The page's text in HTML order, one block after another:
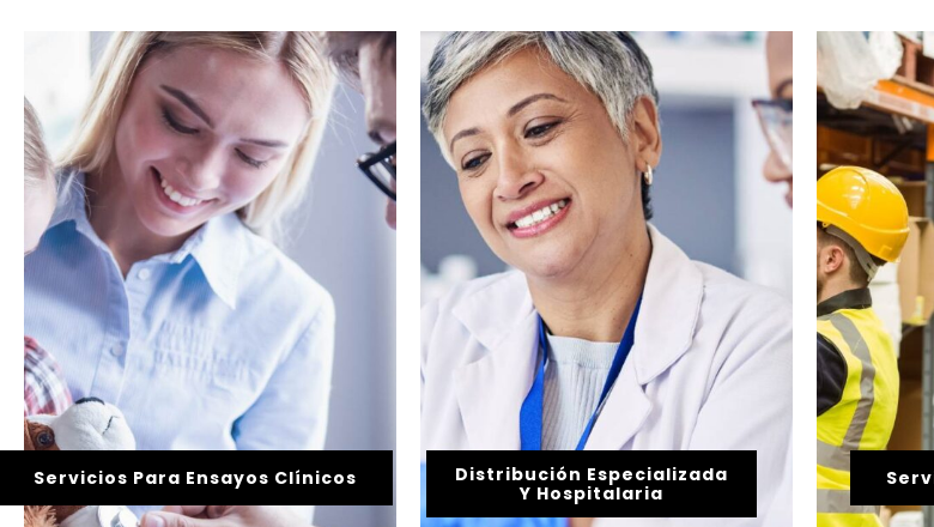
Servicios Para Ensayos Clínicos
Distribución Especializada
Y Hospitalaria